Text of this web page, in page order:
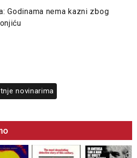
Godinama nema kazni zbog
novinarima